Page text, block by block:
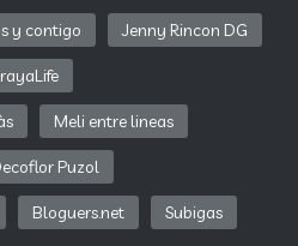
y contigo Jenny Rincon DG
Meli entre lineas
Puzol
Bloguers.net Subigas